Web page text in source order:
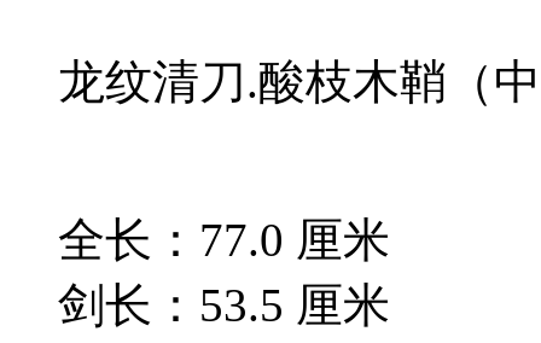
龙纹清刀.酸枝木鞘（
全长：77.0 厘米
剑长：53.5 厘米